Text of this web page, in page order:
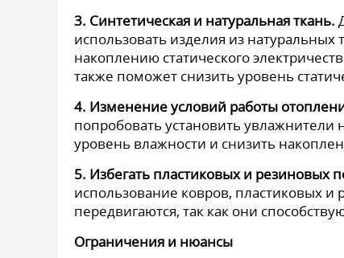
3. Синтетическая и натуральная ткань.
использовать изделия из натуральных
накоплению статического
также поможет снизить уровень
4. Изменение условий работы
попробовать установить
уровень влажности и снизить
5. Избегать пластиковых и резиновых
использование ковров, пластиковых и
передвигаются, так как они
Ограничения и нюансы